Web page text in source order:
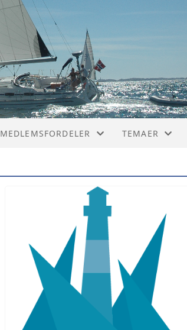
MEDLEMSFORDELER TEMAER
SEILTRIM